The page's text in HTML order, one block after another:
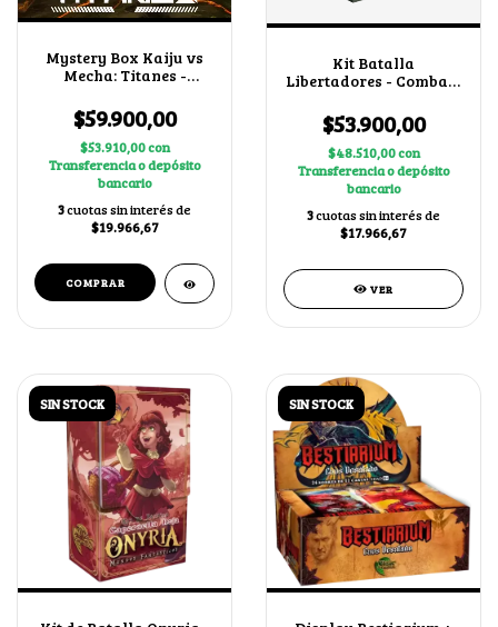
Mystery Box Kaiju vs
Mecha: Titanes -
$59.900,00
$53.910,00con
Transferencia o depósito
bancario
3cuotas sin interés de
$19.966,67
Kit Batalla
Libertadores - Combate
$53.900,00
$48.510,00con
Transferencia o depósito
bancario
3cuotas sin interés de
$17.966,67
VER
SIN STOCK SIN STOCK